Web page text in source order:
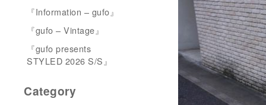
『Information – gufo』
『gufo – Vintage』
『gufo presents
STYLED 2026 S/S』
Category